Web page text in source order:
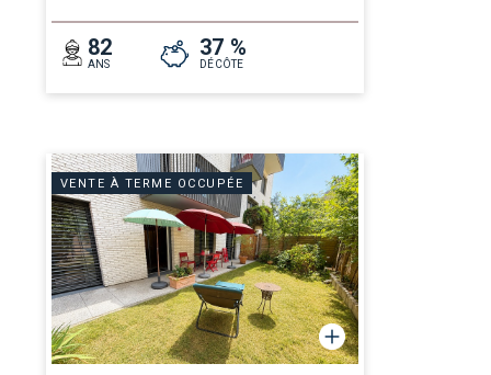
82
ANS
37 %
DÉCÔTE
VENTE À TERME OCCUPÉE